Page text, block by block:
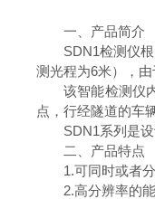
一、产品简介
SDN1检测仪
测光程为6米），
该智能检测仪
点，行经隧道的车
SDN1系列是
二、产品特点
1.可同时或者
2.高分辨率的